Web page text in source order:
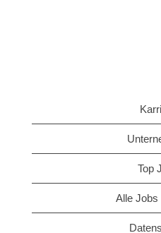
Top
Alle Jobs